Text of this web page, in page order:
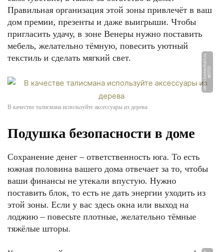
Правильная организация этой зоны привлечёт в ваш
дом премии, презенты и даже выигрыши. Чтобы
пригласить удачу, в зоне Венеры нужно поставить
мебель, желательно тёмную, повесить уютный
текстиль и сделать мягкий свет.
Ф
О
Т
О:
i
d
e
a
s.
h
o
m
e
c
h
a
r
t.
r
u
В качестве талисмана используйте аксессуары из дерева
Подушка безопасности в доме
Сохранение денег – ответственность юга. То есть
южная половина вашего дома отвечает за то, чтобы
ваши финансы не утекали впустую. Нужно
поставить блок, то есть не дать энергии уходить из
этой зоны. Если у вас здесь окна или выход на
лоджию – повесьте плотные, желательно тёмные
тяжёлые шторы.